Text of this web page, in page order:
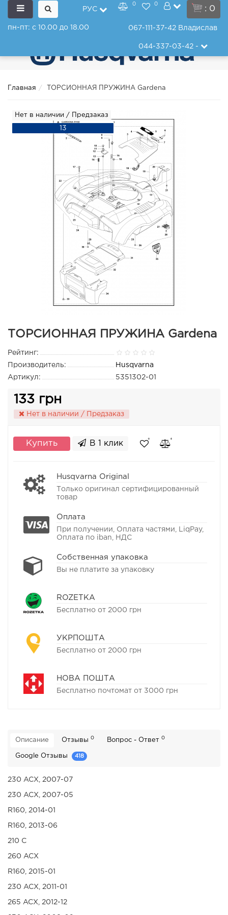
: 0
РУС
0 0
пн-пт: с 10.00 до 18.00 067-111-37-42 Владислав
044-337-03-42-
Главная ТОРСИОННАЯ ПРУЖИНА Gardena
Нет в наличии / Предзаказ
13
ТОРСИОННАЯ ПРУЖИНА Gardena
Рейтинг:
Производитель:
Husqvarna
Артикул:
5351302-01
133 грн
Нет в наличии / Предзаказ
Купить В 1 клик
Husqvarna Original
Только оригинал сертифицированный
товар
Оплата
При получении, Оплата частями, LiqPay,
Оплата по iban, НДС
Собственная упаковка
Вы не платите за упаковку
ROZETKA
Бесплатно от 2000 грн
УКРПОШТА
Бесплатно от 2000 грн
НОВА ПОШТА
Бесплатно почтомат от 3000 грн
Описание Отзывы 0 Вопрос - Ответ 0
Google Отзывы 418
230 ACX, 2007-07
230 ACX, 2007-05
R160, 2014-01
R160, 2013-06
210 C
260 ACX
R160, 2015-01
230 ACX, 2011-01
265 ACX, 2012-12